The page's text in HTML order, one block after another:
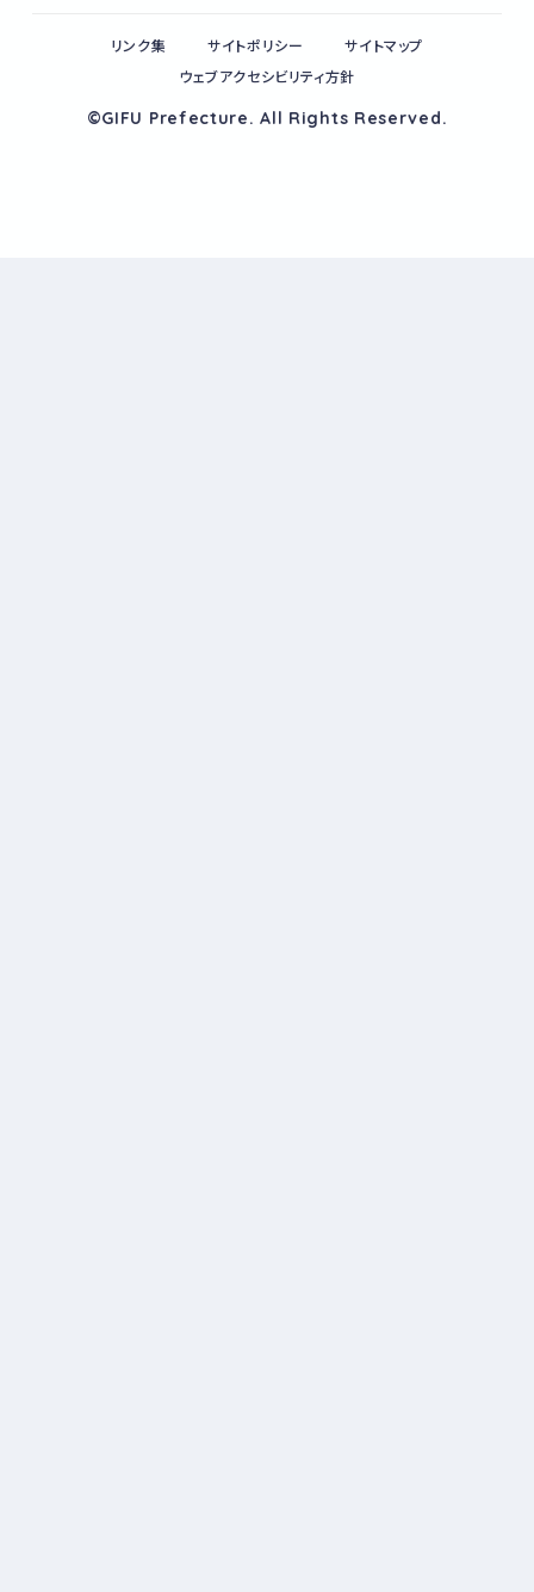
©GIFU Prefecture. All Rights Reserved.
リンク集 サイトポリシー
サイトマップ
ウェブアクセシビリティ方針